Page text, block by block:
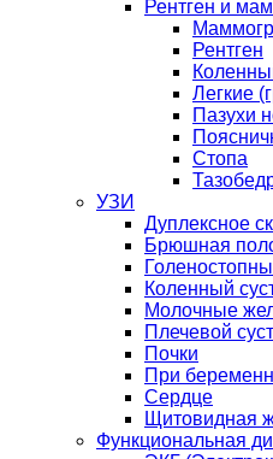
Рентген и
Рентген
Легкие
Пазухи
Стопа
УЗИ
Дуплексное
Брюшная
Коленный
Молочные
Плечевой
Почки
При
Сердце
Щитовидная
Функциональная